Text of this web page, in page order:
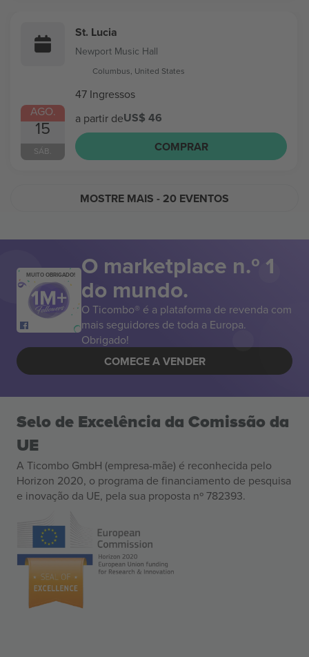
AGO.
15
SÁB.
St. Lucia
Newport Music Hall
Columbus, United States
47 Ingressos
a partir deUS$ 46
COMPRAR
MOSTRE MAIS - 20 EVENTOS
MUITO OBRIGADO! O marketplace n.º 1
do mundo.
O Ticombo® é a plataforma de revenda com
mais seguidores de toda a Europa.
Obrigado!
COMECE A VENDER
Selo de Excelência da Comissão da
UE
A Ticombo GmbH (empresa-mãe) é reconhecida pelo
Horizon 2020, o programa de financiamento de pesquisa
e inovação da UE, pela sua proposta nº 782393.